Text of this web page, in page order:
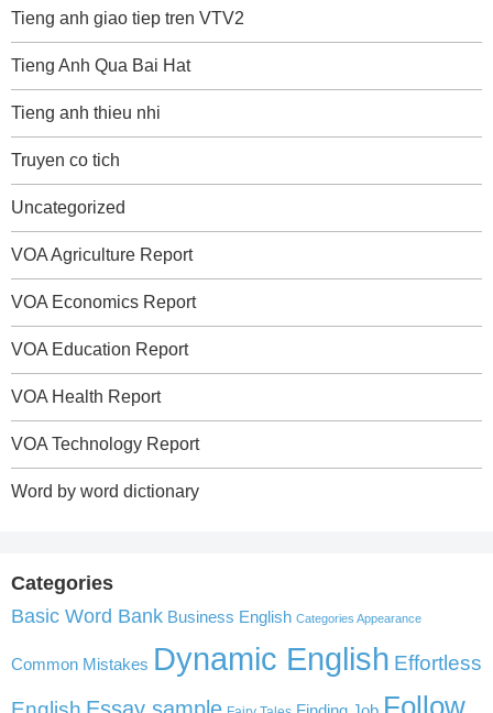
Tieng anh giao tiep tren VTV2
Tieng Anh Qua Bai Hat
Tieng anh thieu nhi
Truyen co tich
Uncategorized
VOA Agriculture Report
VOA Economics Report
VOA Education Report
VOA Health Report
VOA Technology Report
Word by word dictionary
Categories
Basic Word Bank Business English Categories Appearance
Common Mistakes Dynamic English Effortless
Follow